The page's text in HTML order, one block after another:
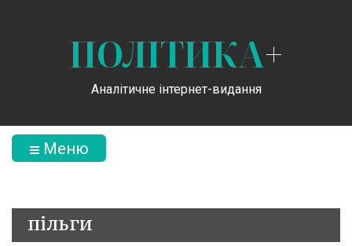
ПОЛІТИКА+
Аналітичне інтернет-видання
Меню
пільги